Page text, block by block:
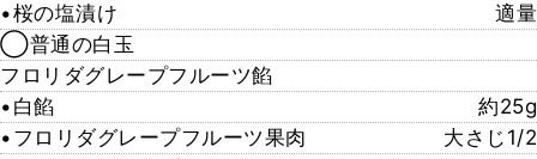
•桜の塩漬け
適量
◯普通の白玉
フロリダグレープフルーツ餡
•白餡
約25g
•フロリダグレープフルーツ果肉
大さじ1/2